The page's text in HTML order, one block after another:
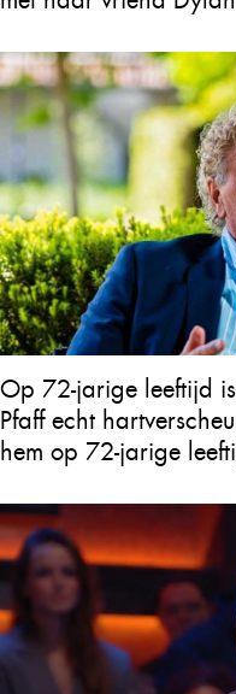
Op 72-jarige leeftijd
Pfaff echt
hem op 72-jarige